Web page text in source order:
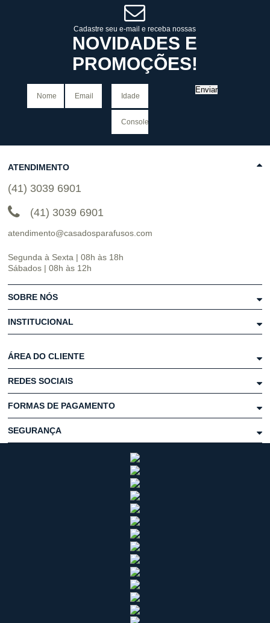
Cadastre seu e-mail e receba nossas
NOVIDADES E
PROMOÇÕES!
Enviar
ATENDIMENTO
(41) 3039 6901
(41) 3039 6901
atendimento@casadosparafusos.com
Segunda à Sexta | 08h às 18h
Sábados | 08h às 12h
SOBRE NÓS
INSTITUCIONAL
ÁREA DO CLIENTE
REDES SOCIAIS
FORMAS DE PAGAMENTO
SEGURANÇA